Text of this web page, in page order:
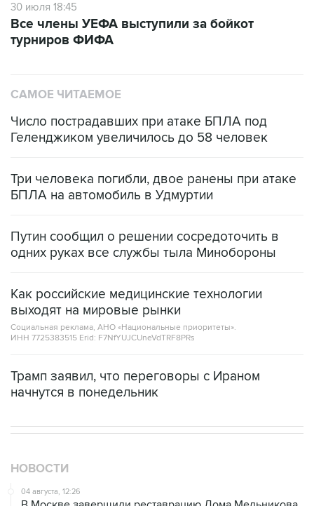
30 июля 18:45
Все члены УЕФА выступили за бойкот
турниров ФИФА
САМОЕ ЧИТАЕМОЕ
Число пострадавших при атаке БПЛА под
Геленджиком увеличилось до 58 человек
Три человека погибли, двое ранены при атаке
БПЛА на автомобиль в Удмуртии
Путин сообщил о решении сосредоточить в
одних руках все службы тыла Минобороны
Как российские медицинские технологии
выходят на мировые рынки
Социальная реклама, АНО «Национальные приоритеты».
ИНН 7725383515 Erid: F7NfYUJCUneVdTRF8PRs
Трамп заявил, что переговоры с Ираном
начнутся в понедельник
НОВОСТИ
04 августа, 12:26